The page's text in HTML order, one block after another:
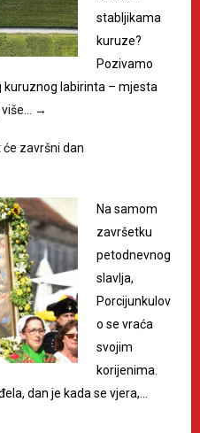
stabljikama
kuruze?
Pozivamo
labirinta – mjesta
→
završni dan
Na samom
završetku
petodnevnog
slavlja,
Porcijunkulov
o se vraća
svojim
korijenima.
dan je kada se vjera,…